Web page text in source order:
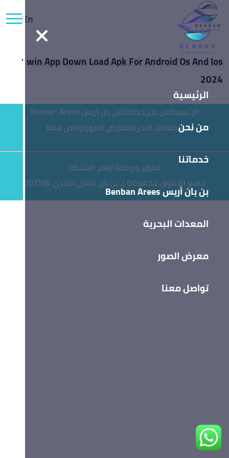
En
الرئيسية
من نحن
خدماتنا
بن بان أريس Benban Arees
المعدات البحرية
معرض الصور
تواصل معنا
1win App Down Load Apk For Android Os And Ios
2024
الرئيسيةمن نحنخدماتنابن بان أريس Benban Arees
المعدات البحريةمعرض الصورتواصل معنا
تطوير وبرمجة أوامر الشبكة
جميع الحقوق محفوظة لـ بن بان للنقل البحري @2025